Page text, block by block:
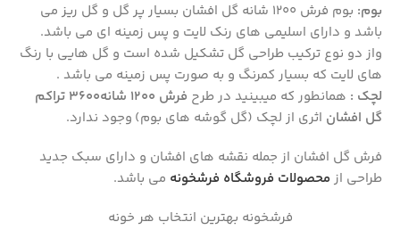
بوم:
بوم فرش ۱۲۰۰ شانه گل افشان بسیار پر گل و گل ریز می
باشد و دارای اسلیمی های رنک لایت و پس زمینه ای می باشد.
واز دو نوع ترکیب طراحی گل تشکیل شده است و گل هایی با رنگ
های لایت که بسیار کمرنگ و به صورت پس زمینه می باشد .
لچک : همانطور که میبینید در طرح
فرش ۱۲۰۰ شانه۳۶۰۰ تراکم
گل افشان اثری از لچک (گل گوشه های بوم) وجود ندارد.
فرش گل افشان از جمله نقشه های افشان و دارای سبک جدید
طراحی از محصولات فروشگاه فرشخونه می باشد.
فرشخونه بهترین انتخاب هر خونه